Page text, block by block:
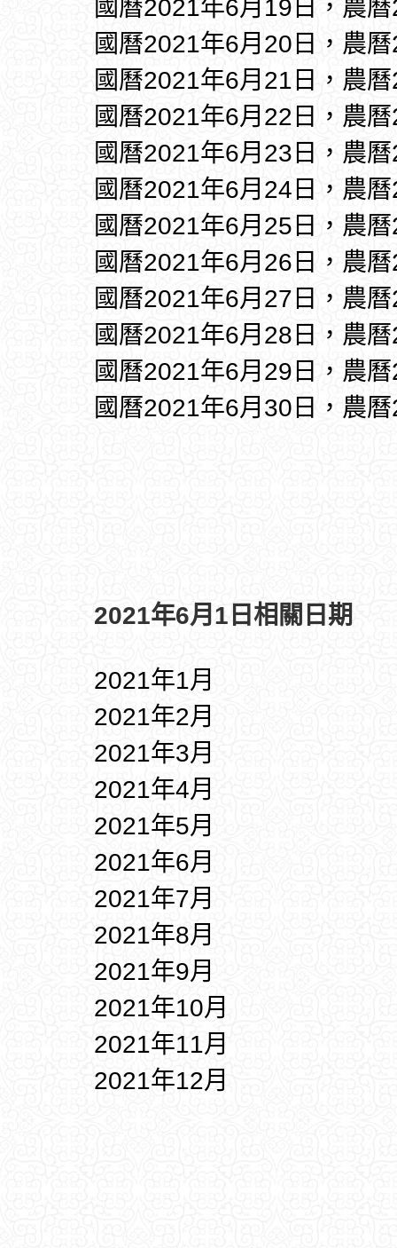
國曆2021年6月19日，農
國曆2021年6月20日，農
國曆2021年6月21日，農
國曆2021年6月22日，農
國曆2021年6月23日，農
國曆2021年6月24日，農
國曆2021年6月25日，農
國曆2021年6月26日，農
國曆2021年6月27日，農
國曆2021年6月28日，農
國曆2021年6月29日，農
國曆2021年6月30日，農
2021年6月1日相關日期
2021年1月
2021年2月
2021年3月
2021年4月
2021年5月
2021年6月
2021年7月
2021年8月
2021年9月
2021年10月
2021年11月
2021年12月